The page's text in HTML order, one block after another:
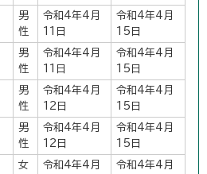
男
性
令和4年4月
11日
令和4年4月
15日
男
性
令和4年4月
11日
令和4年4月
15日
男
性
令和4年4月
12日
令和4年4月
15日
男
性
令和4年4月
12日
令和4年4月
15日
女
令和4年4月
令和4年4月